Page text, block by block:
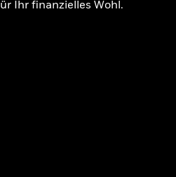
Ihr finanzielles Wohl.